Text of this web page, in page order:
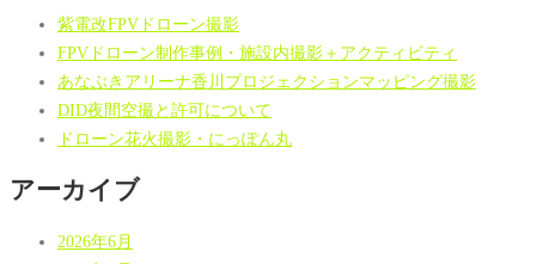
紫電改FPVドローン撮影
FPVドローン制作事例・施設内撮影＋アクティビティ
あなぶきアリーナ香川プロジェクションマッピング撮影
DID夜間空撮と許可について
ドローン花火撮影・にっぽん丸
アーカイブ
2026年6月